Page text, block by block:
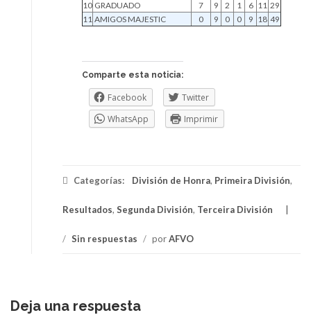
10 GRADUADO 7 9 2 1 6 11 29
11 AMIGOS MAJESTIC 0 9 0 0 9 18 49
Comparte esta noticia:
Facebook
Twitter
WhatsApp
Imprimir
Categorías: División de Honra, Primeira División,
Resultados, Segunda División, Terceira División
/ Sin respuestas / porAFVO
Deja una respuesta